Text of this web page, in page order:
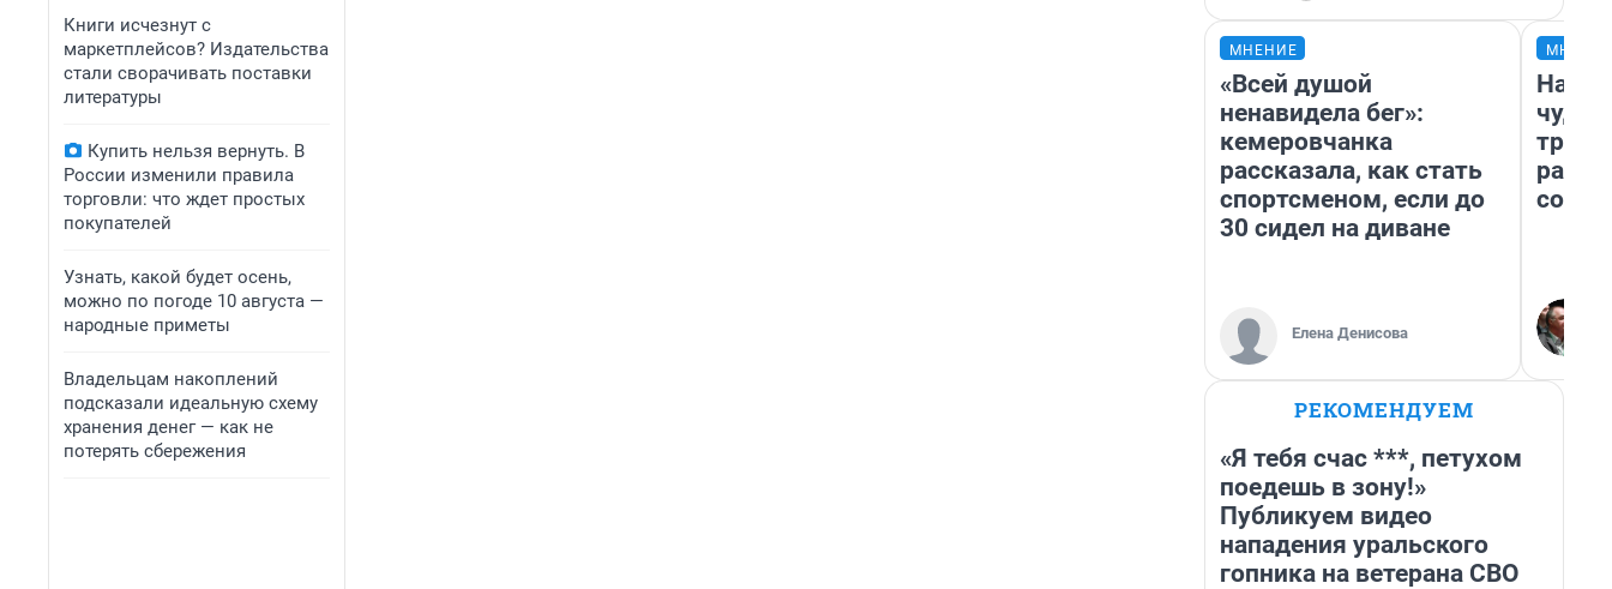
Книги исчезнут с
маркетплейсов? Издательства
стали сворачивать поставки
литературы
Купить нельзя вернуть. В
России изменили правила
торговли: что ждет простых
покупателей
Узнать, какой будет осень,
можно по погоде 10 августа —
народные приметы
Владельцам накоплений
подсказали идеальную схему
хранения денег — как не
потерять сбережения
МНЕНИЕ
«Всей душой
ненавидела бег»:
кемеровчанка
рассказала, как стать
спортсменом, если до
30 сидел на диване
Елена Денисова
РЕКОМЕНДУЕМ
«Я тебя счас ***, петухом
поедешь в зону!»
Публикуем видео
нападения уральского
гопника на ветерана СВО